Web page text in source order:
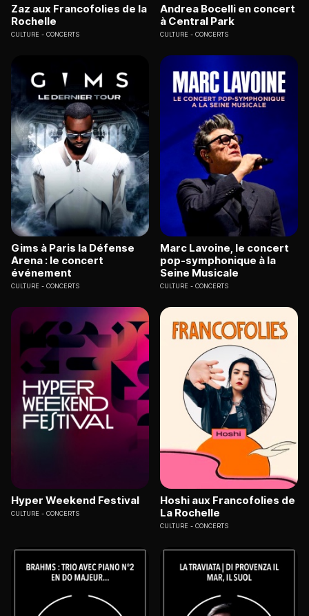
Zaz aux Francofolies de la
Rochelle
CULTURE CONCERTS
Andrea Bocelli en concert
à Central Park
CULTURE CONCERTS
Gims à Paris la Défense
Arena : le concert
événement
CULTURE CONCERTS
Marc Lavoine, le concert
pop-symphonique à la
Seine Musicale
CULTURE CONCERTS
Hyper Weekend Festival
CULTURE CONCERTS
Hoshi aux Francofolies de
La Rochelle
CULTURE CONCERTS